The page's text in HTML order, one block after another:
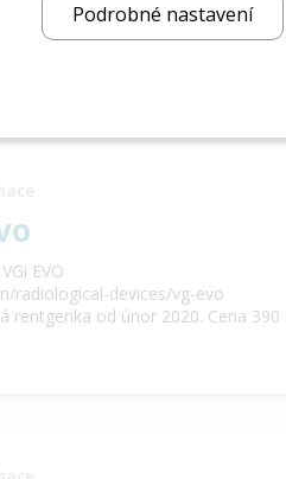
EVO
radiological-devices/vg-evo
rentgenka od únor 2020. Cena 390
Podrobné nastavení